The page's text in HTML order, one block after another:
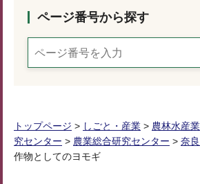
ページ番号から探す
トップページ > しごと・産業 > 農林水産業
究センター > 農業総合研究センター > 奈
作物としてのヨモギ